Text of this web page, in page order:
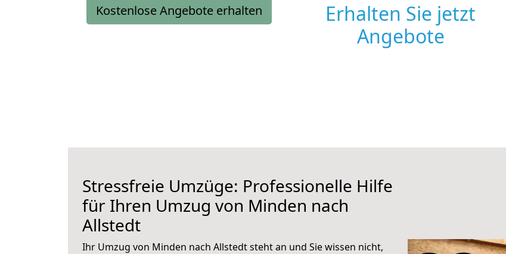
Kostenlose Angebote erhalten
Erhalten Sie jetzt
Angebote
Stressfreie Umzüge: Professionelle Hilfe
für Ihren Umzug von Minden nach
Allstedt
Ihr Umzug von Minden nach Allstedt steht an und Sie wissen nicht,